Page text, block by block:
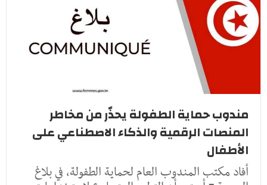
مندوب حماية الطفولة يحذّر من مخاطر
المنصات الرقمية والذكاء الاصطناعي على
الأطفال
أفاد مكتب المندوب العام لحماية الطفولة، في بلاغ